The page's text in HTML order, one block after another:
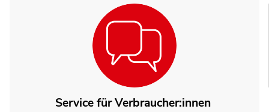
Service für Verbraucher:innen